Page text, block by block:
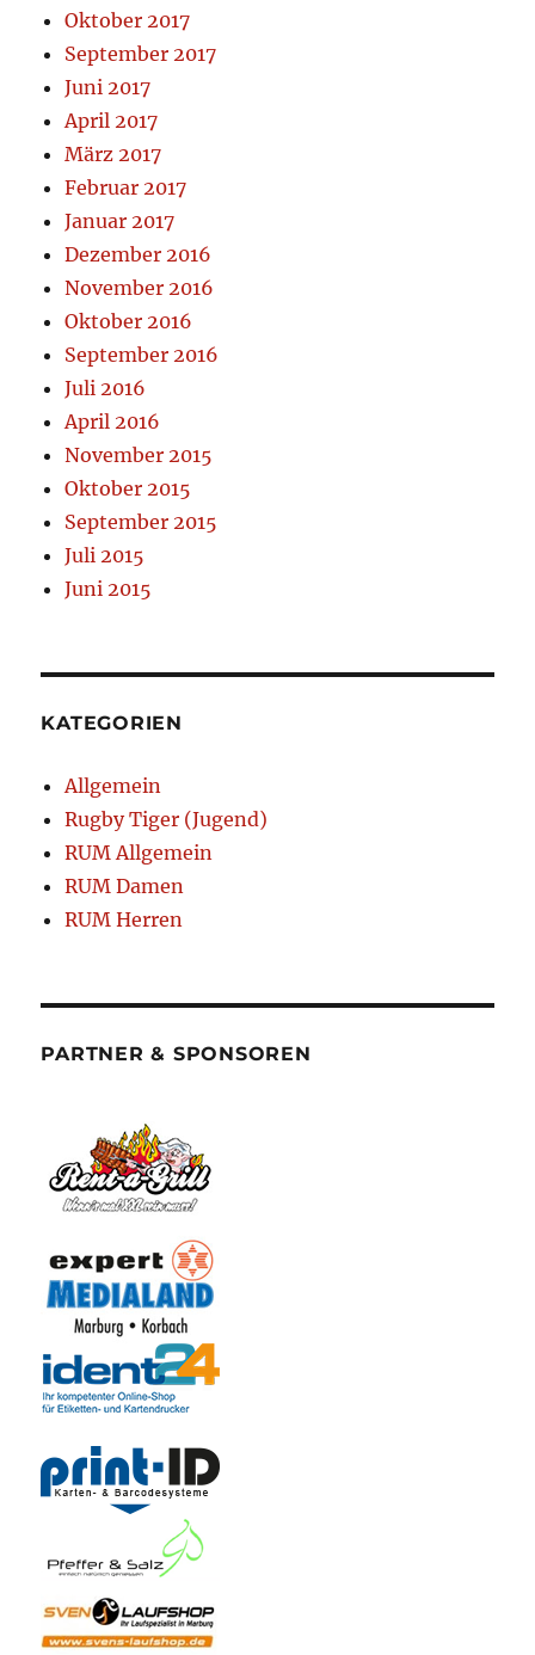
Oktober 2017
September 2017
Juni 2017
April 2017
März 2017
Februar 2017
Januar 2017
Dezember 2016
November 2016
Oktober 2016
September 2016
Juli 2016
April 2016
November 2015
Oktober 2015
September 2015
Juli 2015
Juni 2015
KATEGORIEN
Allgemein
Rugby Tiger (Jugend)
RUM Allgemein
RUM Damen
RUM Herren
PARTNER & SPONSOREN